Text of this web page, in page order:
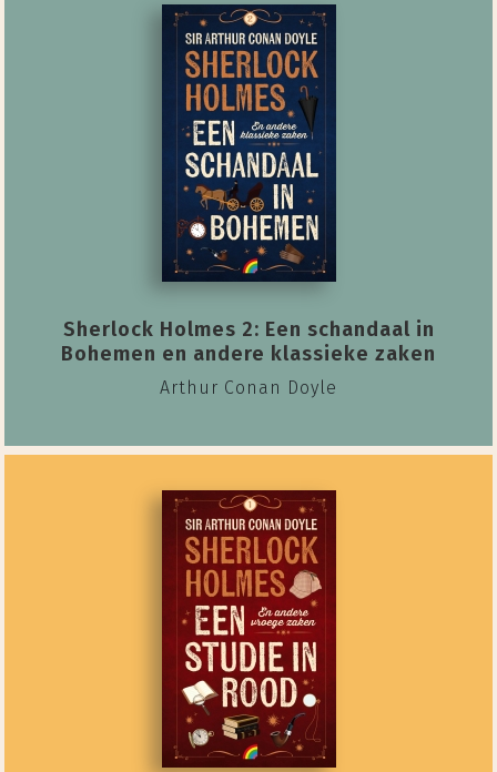
Sherlock Holmes 2: Een schandaal in
Bohemen en andere klassieke zaken
Arthur Conan Doyle